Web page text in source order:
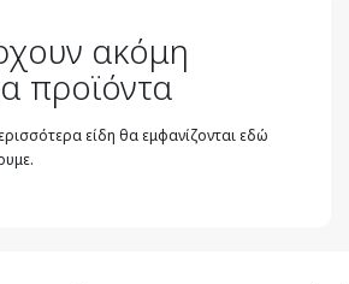
ακόμη
προϊόντα
είδη θα εμφανίζονται εδώ